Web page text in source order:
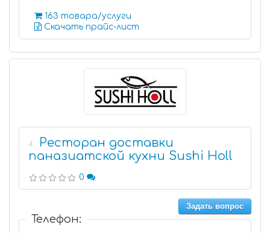
163 товара/услуги
Скачать прайс-лист
4
Ресторан доставки
паназиатской кухни Sushi Holl
0
Задать вопрос
Телефон: